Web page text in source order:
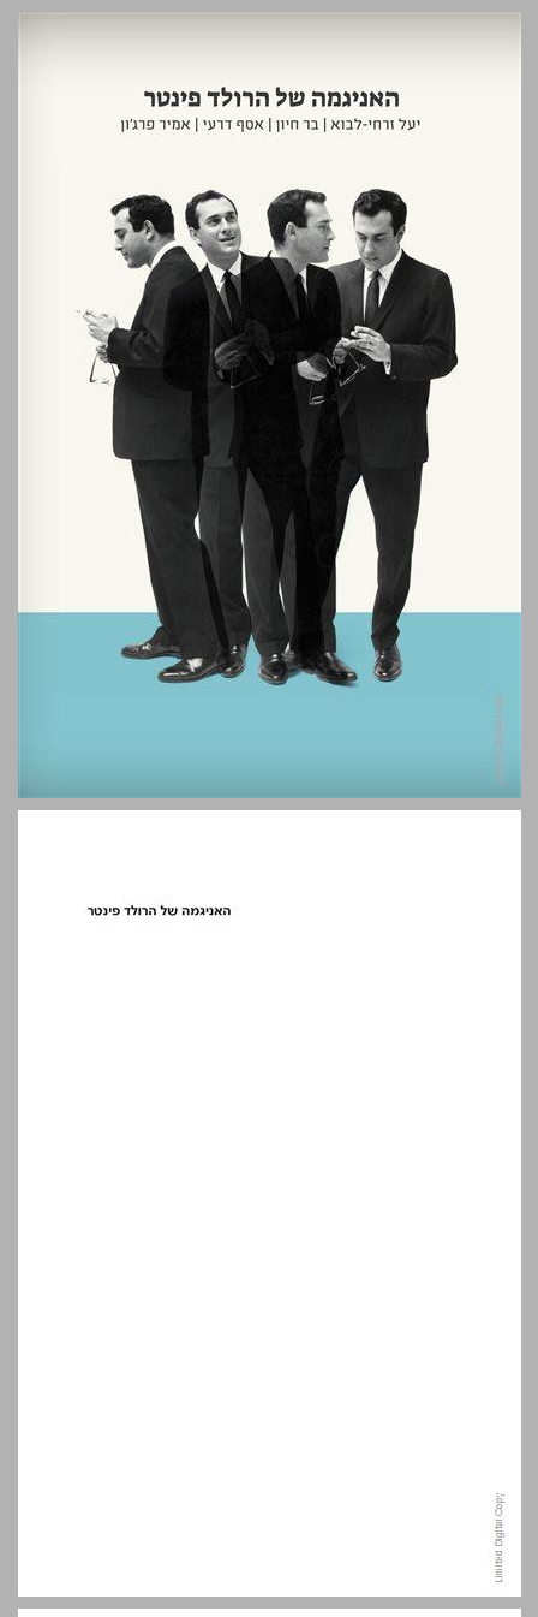
האניגמה של הרולד פינטר ... 0